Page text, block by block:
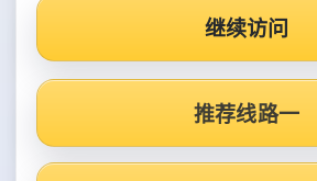
继续访问
推荐线路一